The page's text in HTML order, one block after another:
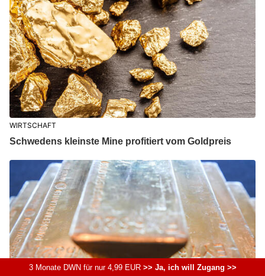
WIRTSCHAFT
Schwedens kleinste Mine profitiert vom Goldpreis
3 Monate DWN für nur 4,99 EUR>> Ja, ich will Zugang >>